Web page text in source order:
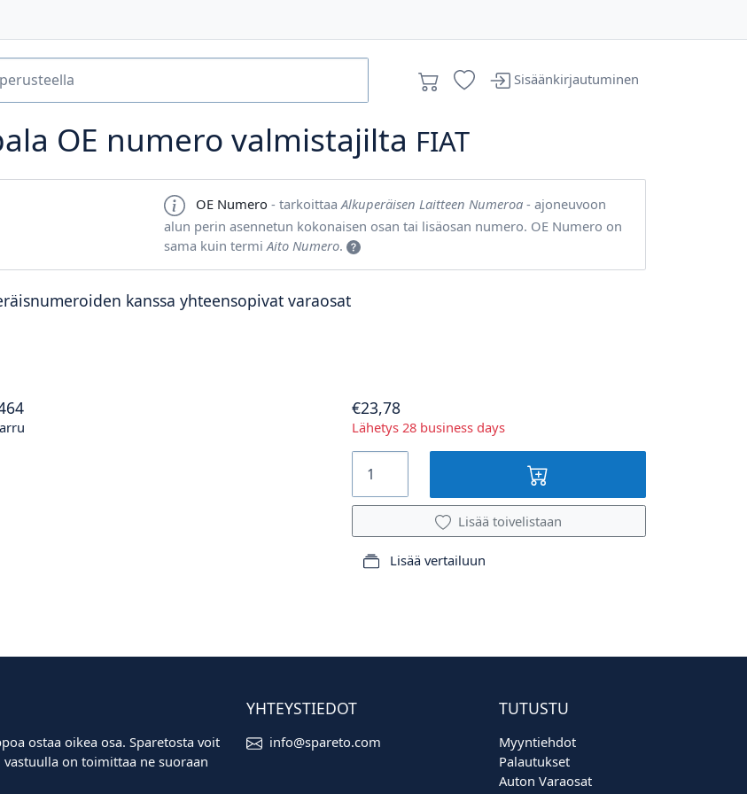
Sisäänkirjautuminen
OE numero valmistajilta FIAT
OE Numero - tarkoittaa Alkuperäisen Laitteen Numeroa - ajoneuvoon
alun perin asennetun kokonaisen osan tai lisäosan numero. OE Numero on
sama kuin termi Aito Numero.
kanssa yhteensopivat varaosat
€23,78
Lähetys 28 business days
Lisää toivelistaan
Lisää vertailuun
ostaa oikea osa. Sparetosta voit
on toimittaa ne suoraan
YHTEYSTIEDOT
info@spareto.com
TUTUSTU
Myyntiehdot
Palautukset
Auton Varaosat